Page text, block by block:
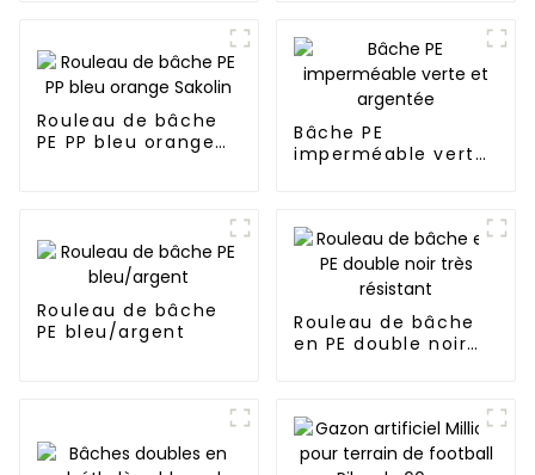
Rouleau de bâche
PE PP bleu orange
Bâche PE
imperméable verte
Rouleau de bâche
PE bleu/argent
Rouleau de bâche
en PE double noir